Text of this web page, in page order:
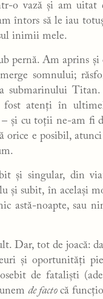
o vază și am uitat
întors să le iau
inimii mele.
pernă. Am aprins
somnului;
Titan.
atenți în
și cu toții ne-am fi
orice e posibil,
și singular, din
și subit, în același
astă-noapte, sau
Dar, tot de joacă:
și oportunități
de fataliști
de factocă